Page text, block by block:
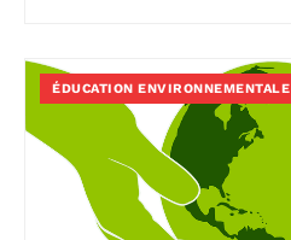
ÉDUCATION ENVIRONNEMENTALE